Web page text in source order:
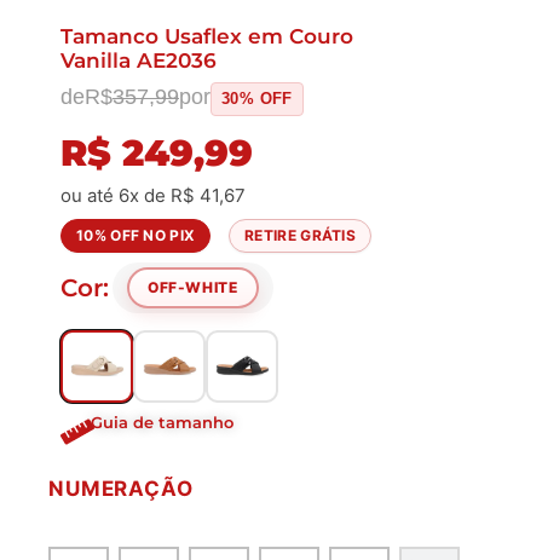
Tamanco Usaflex em Couro
Vanilla AE2036
deR$357,99por 30% OFF
R$ 249,99
ou até 6x de R$ 41,67
10% OFF NO PIX RETIRE GRÁTIS
Cor: OFF-WHITE
Guia de tamanho
NUMERAÇÃO